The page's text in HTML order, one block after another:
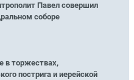
Павел совершил
соборе
в торжествах,
пострига и иерейской